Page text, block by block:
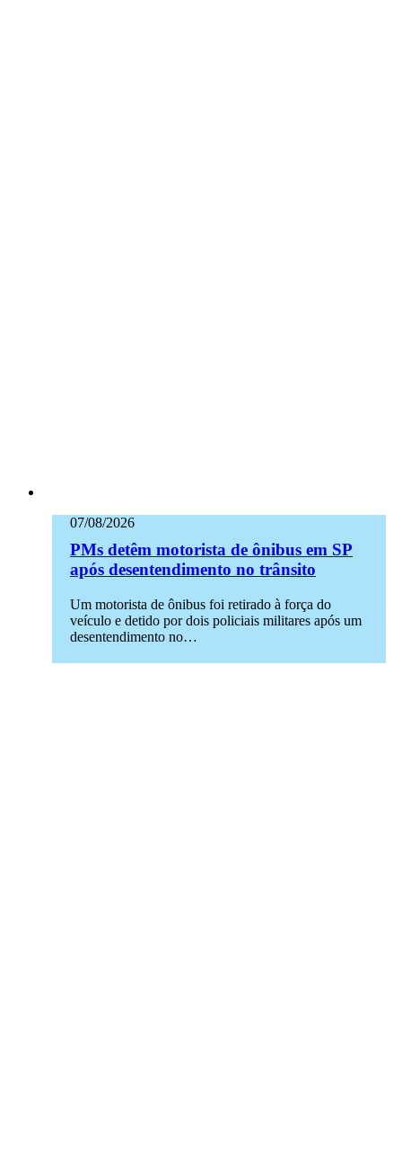
07/08/2026
PMs detêm motorista de ônibus em SP
após desentendimento no trânsito
Um motorista de ônibus foi retirado à força do
veículo e detido por dois policiais militares após um
desentendimento no…